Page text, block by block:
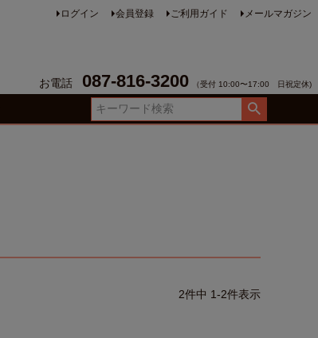
ログイン 会員登録 ご利用ガイド メールマガジン
お電話 087-816-3200 （受付 10:00〜17:00 日祝定休)
2件中 1-2件表示